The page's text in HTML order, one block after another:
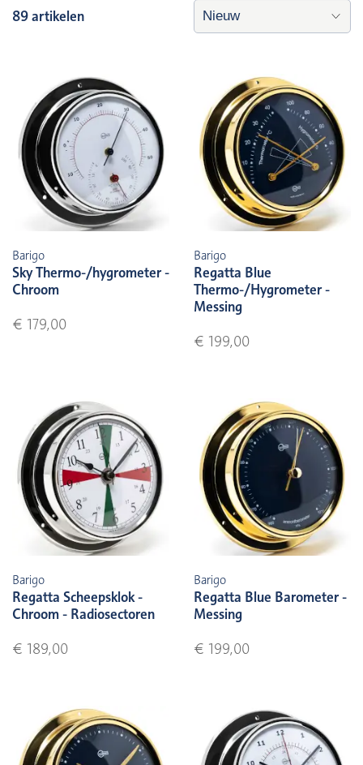
89 artikelen
Barigo
Sky Thermo-/hygrometer -
Chroom
€ 179,00
Barigo
Regatta Blue
Thermo-/Hygrometer -
Messing
€ 199,00
Barigo
Regatta Scheepsklok -
Chroom - Radiosectoren
€ 189,00
Barigo
Regatta Blue Barometer -
Messing
€ 199,00